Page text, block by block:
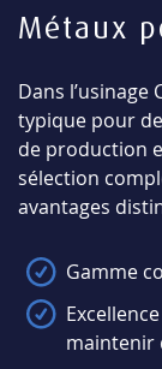
Métaux
Dans l’usinage
typique pour
de production
sélection
avantages
Gamme
maintenir